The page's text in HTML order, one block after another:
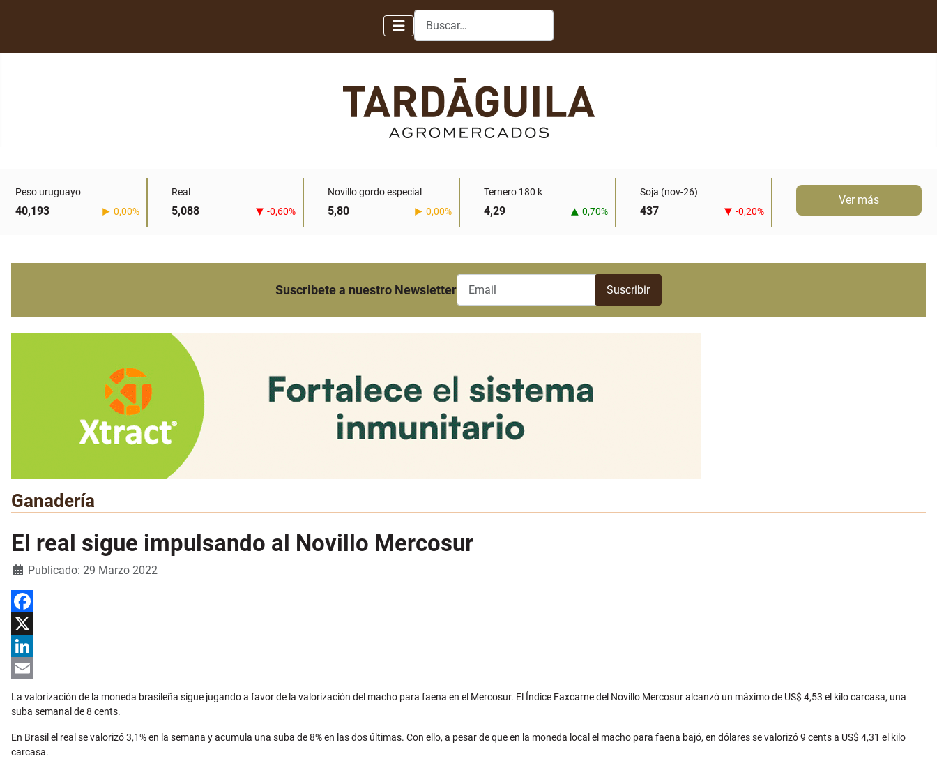
Buscar
Peso uruguayo
40,193 0,00%
Real
5,088 -0,60%
Novillo gordo especial
5,80 0,00%
Ternero 180 k
4,29 0,70%
Soja (nov-26)
437 -0,20%
Ver más
Suscribete a nuestro Newsletter
Ganadería
El real sigue impulsando al Novillo Mercosur
Detalles
Publicado: 29 Marzo 2022
Facebook
X
LinkedIn
La valorización de la moneda brasileña sigue jugando a favor de la valorización del macho para faena en el Mercosur. El Índice Faxcarne del Novillo Mercosur alcanzó un máximo de US$ 4,53 el kilo carcasa, una
suba semanal de 8 cents.
En Brasil el real se valorizó 3,1% en la semana y acumula una suba de 8% en las dos últimas. Con ello, a pesar de que en la moneda local el macho para faena bajó, en dólares se valorizó 9 cents a US$ 4,31 el kilo
carcasa.